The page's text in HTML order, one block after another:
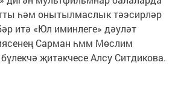
һәм онытылмаслык тәэсирләр
итә «Юл иминлеге» дәуләт
Сарман һмм Мөслим
җитәкчесе Алсу Ситдикова.